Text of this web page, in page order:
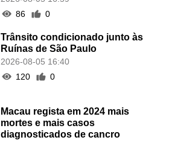
86
0
Trânsito condicionado junto às
Ruínas de São Paulo
2026-08-05 16:40
120
0
Macau regista em 2024 mais
mortes e mais casos
diagnosticados de cancro